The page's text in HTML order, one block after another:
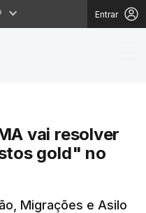
Entrar
que
vai resolver
gold" no
Migrações e Asilo